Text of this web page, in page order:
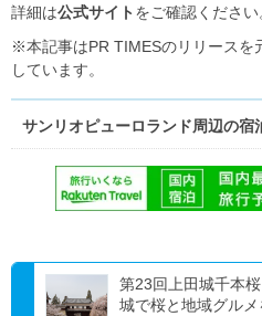
詳細は公式サイト をご確認ください
※本記事はPR TIMESのリリースを
しています。
サンリオピューロランド周辺の宿
第23回上田城千本
城で桜と地域グルメ